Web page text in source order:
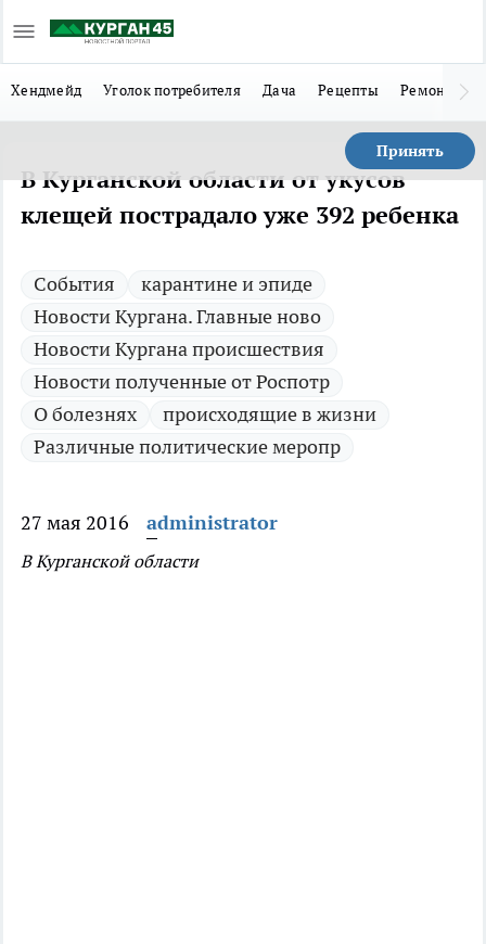
Хендмейд Уголок потребителя Дача Рецепты Ремонт
Принять
В Курганской области от укусов
клещей пострадало уже 392 ребенка
Cобытия
карантине и эпиде
Новости Кургана. Главные ново
Новости Кургана происшествия
Новости полученные от Роспотр
О болезнях
происходящие в жизни
Различные политические меропр
27 мая 2016 administrator
В Курганской области